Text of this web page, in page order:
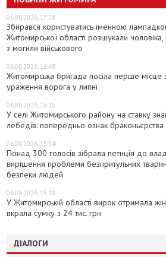
06.08.2026, 17:28
Збирався користуватись іменною
Житомирської області розшукали
з могили військового
06.08.2026, 16:48
Житомирська бригада посіла перше місце
ураження ворога у липні
06.08.2026, 16:15
У селі Житомирського району на ставку
лебедів: попередньо ознак
06.08.2026, 15:54
Понад 300 голосів зібрала петиція до
вирішення проблеми безпритульних
безпеки людей
06.08.2026, 15:18
У Житомирській області вирок отримала
вкрала сумку з 24 тис. грн
ДІАЛОГИ